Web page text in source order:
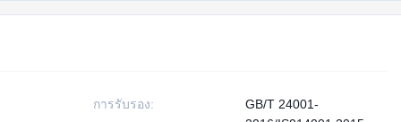
การรับรอง:
GB/T 24001-